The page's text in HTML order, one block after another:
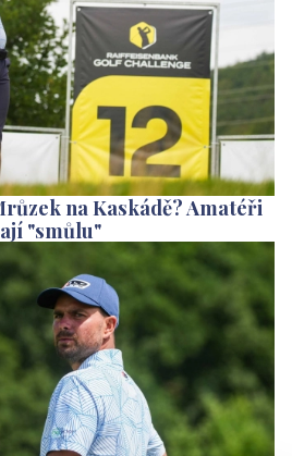
na Kaskádě? Amatéři
"smůlu"